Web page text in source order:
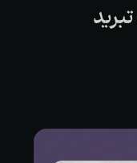
تبرید